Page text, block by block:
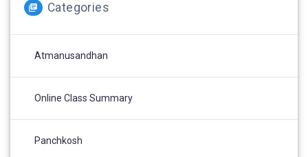
Categories
Atmanusandhan
Online Class Summary
Panchkosh